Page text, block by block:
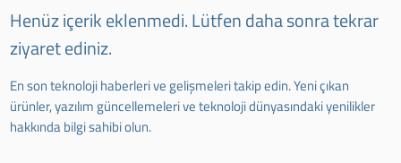
Henüz içerik eklenmedi. Lütfen daha sonra tekrar
ziyaret ediniz.
En son teknoloji haberleri ve gelişmeleri takip edin. Yeni çıkan
ürünler, yazılım güncellemeleri ve teknoloji dünyasındaki yenilikler
hakkında bilgi sahibi olun.